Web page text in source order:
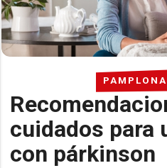
cuidados para
con párkinson